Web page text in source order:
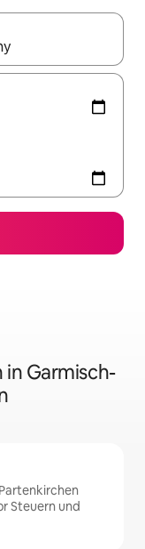
mit den
Garmisch-
Steuern und